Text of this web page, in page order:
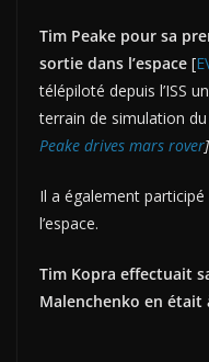
Tim Peake pour sa
sortie dans l’espace [
télépiloté depuis l’ISS
terrain de simulation
Peake drives mars rover
Il a également
l’espace.
Tim Kopra effectuait
Malenchenko en était